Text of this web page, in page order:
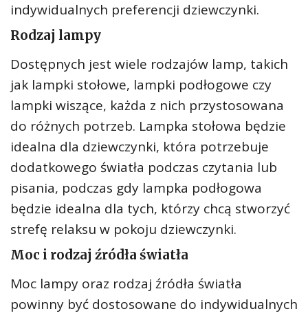
indywidualnych preferencji dziewczynki.
Rodzaj lampy
Dostępnych jest wiele rodzajów lamp, takich
jak lampki stołowe, lampki podłogowe czy
lampki wiszące, każda z nich przystosowana
do różnych potrzeb. Lampka stołowa będzie
idealna dla dziewczynki, która potrzebuje
dodatkowego światła podczas czytania lub
pisania, podczas gdy lampka podłogowa
będzie idealna dla tych, którzy chcą stworzyć
strefę relaksu w pokoju dziewczynki.
Moc i rodzaj źródła światła
Moc lampy oraz rodzaj źródła światła
powinny być dostosowane do indywidualnych